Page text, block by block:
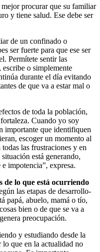
procurar que su familiar
y tiene salud. Ese debe ser
de un confinado o
ser fuerte para que ese ser
Permítete sentir las
o simplemente
durante el día evitando
de que va a estar mal o
de toda la población,
Cuando yo soy
importante que identifiquen
escoger un momento al
todas las frustraciones y en
está generando,
impotencia”, expresa.
de lo que está ocurriendo
las etapas de desarrollo-
papá, abuelo, mamá o tío,
bien o de que se va a
preocupación.
y estudiando desde la
lo que en la actualidad no